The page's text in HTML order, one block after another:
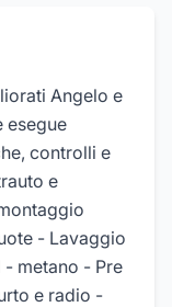
Angelo e
esegue
controlli e
e
- Lavaggio
metano - Pre
e radio -